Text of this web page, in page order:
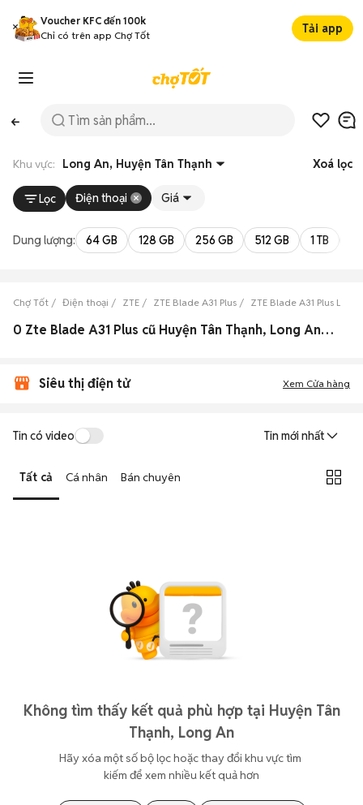
Voucher KFC đến 100k
Chỉ có trên app Chợ Tốt
Tải app
Khu vực: Long An, Huyện Tân Thạnh Xoá lọc
Lọc Điện thoại Giá
Dung lượng: 64 GB 128 GB 256 GB 512 GB 1 TB
Chợ Tốt Điện thoại ZTE ZTE Blade A31 Plus ZTE Blade A31 Plus Long
0 Zte Blade A31 Plus cũ Huyện Tân Thạnh, Long An đẹp
Siêu thị điện tử Xem Cửa hàng
Tin có video Tin mới nhất
Tất cả Cá nhân Bán chuyên
Không tìm thấy kết quả phù hợp tại Huyện Tân
Thạnh, Long An
Hãy xóa một số bộ lọc hoặc thay đổi khu vực tìm
kiếm để xem nhiều kết quả hơn